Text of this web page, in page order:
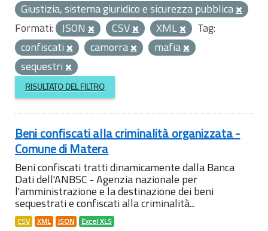
Giustizia, sistema giuridico e sicurezza pubblica
Formati: JSON CSV XML
Tag:
confiscati
camorra
mafia
sequestri
RISULTATO DEL FILTRO
Beni confiscati alla criminalità organizzata -
Comune di Matera
Beni confiscati tratti dinamicamente dalla Banca
Dati dell'ANBSC - Agenzia nazionale per
l'amministrazione e la destinazione dei beni
sequestrati e confiscati alla criminalità...
CSV XML JSON Excel XLS